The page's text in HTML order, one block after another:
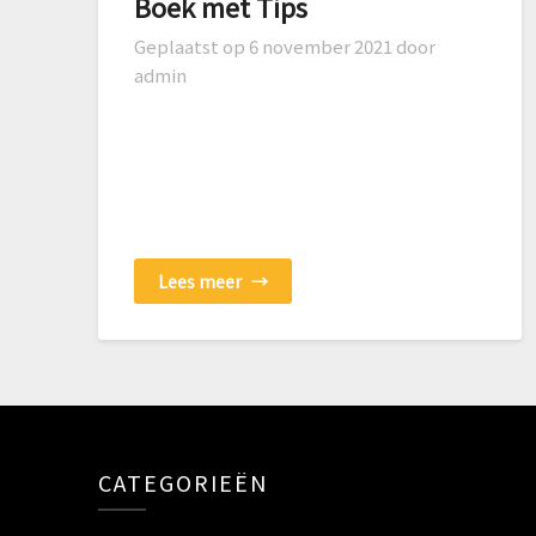
Geplaatst op 6 november 2021door
admin
Lees meer →
CATEGORIEËN